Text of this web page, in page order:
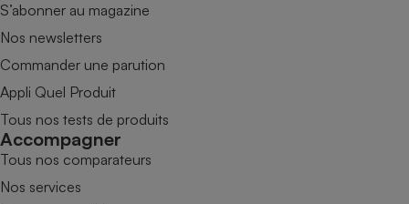
S’abonner au magazine
Nos newsletters
Commander une parution
Appli Quel Produit
Tous nos tests de produits
Accompagner
Tous nos comparateurs
Nos services